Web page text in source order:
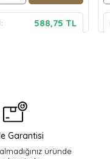
588,75 TL
Garantisi
üründe